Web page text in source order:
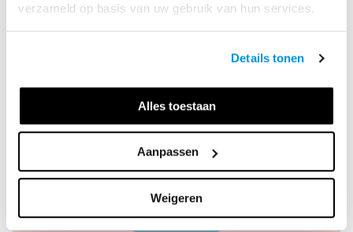
verzameld op basis van uw gebruik van hun services.
Details tonen
Alles toestaan
Aanpassen
Weigeren